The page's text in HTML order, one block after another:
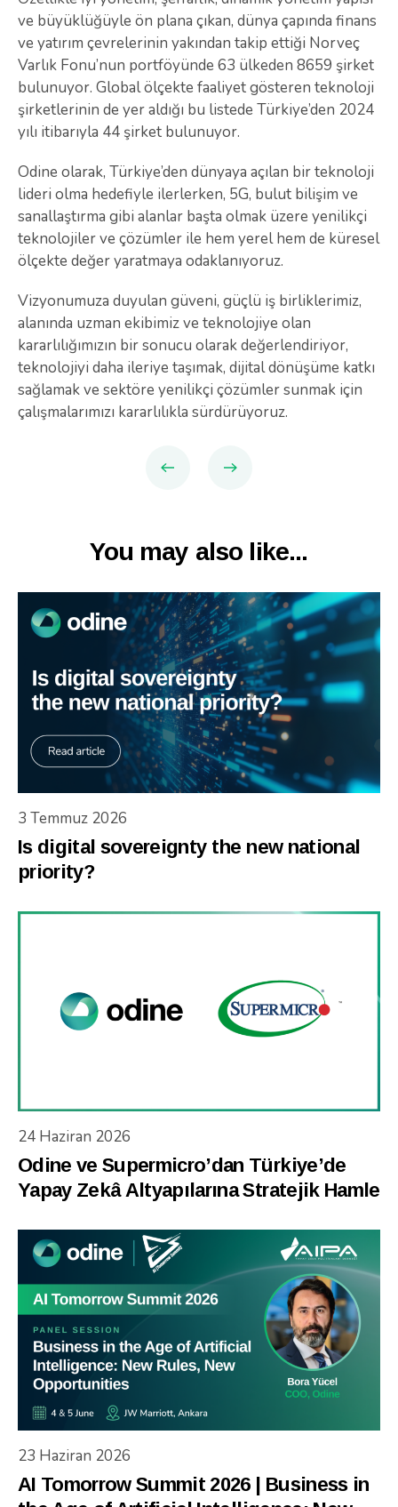
ve büyüklüğüyle ön plana çıkan, dünya çapında finans
ve yatırım çevrelerinin yakından takip ettiği Norveç
Varlık Fonu’nun portföyünde 63 ülkeden 8659 şirket
bulunuyor. Global ölçekte faaliyet gösteren teknoloji
şirketlerinin de yer aldığı bu listede Türkiye’den 2024
yılı itibarıyla 44 şirket bulunuyor.
Odine olarak, Türkiye’den dünyaya açılan bir teknoloji
lideri olma hedefiyle ilerlerken, 5G, bulut bilişim ve
sanallaştırma gibi alanlar başta olmak üzere yenilikçi
teknolojiler ve çözümler ile hem yerel hem de küresel
ölçekte değer yaratmaya odaklanıyoruz.
Vizyonumuza duyulan güveni, güçlü iş birliklerimiz,
alanında uzman ekibimiz ve teknolojiye olan
kararlılığımızın bir sonucu olarak değerlendiriyor,
teknolojiyi daha ileriye taşımak, dijital dönüşüme katkı
sağlamak ve sektöre yenilikçi çözümler sunmak için
çalışmalarımızı kararlılıkla sürdürüyoruz.
You may also like...
3 Temmuz 2026
Is digital sovereignty the new national
priority?
24 Haziran 2026
Odine ve Supermicro’dan Türkiye’de
Yapay Zekâ Altyapılarına Stratejik Hamle
23 Haziran 2026
AI Tomorrow Summit 2026 | Business in